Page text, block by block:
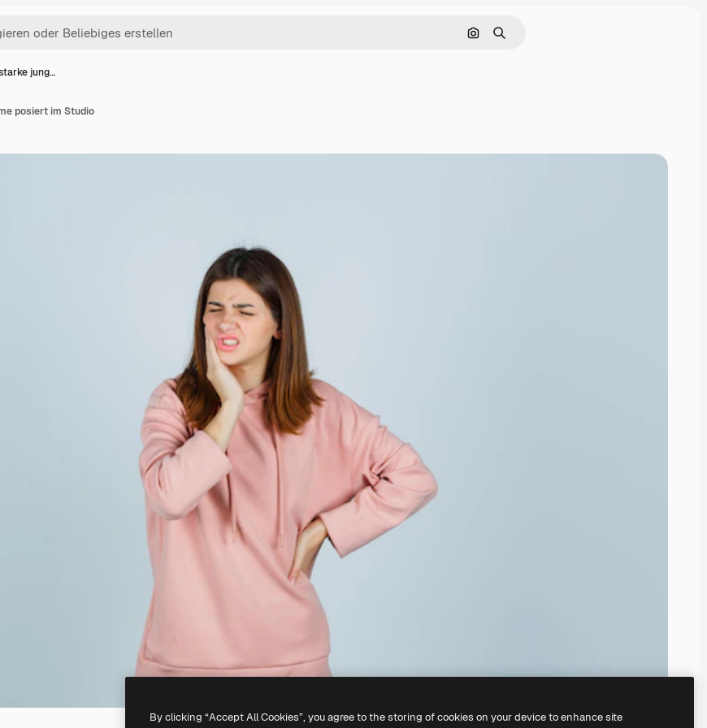
Nach Bild suchen
Suchen
jung…
posiert im Studio
By clicking “Accept All Cookies”, you agree to the storing of cookies on your device to enhance site